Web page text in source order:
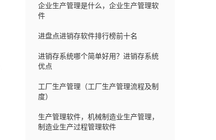
企业生产管理是什么，企业生产管理软
件
进盘点进销存软件排行榜前十名
进销存系统哪个简单好用？进销存系统
优点
工厂生产管理（工厂生产管理流程及制
度）
生产管理软件，机械制造业生产管理，
制造业生产过程管理软件